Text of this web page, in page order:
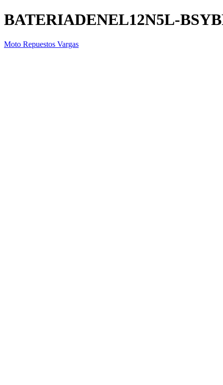
BATERIADENEL12N5L-
Moto Repuestos Vargas